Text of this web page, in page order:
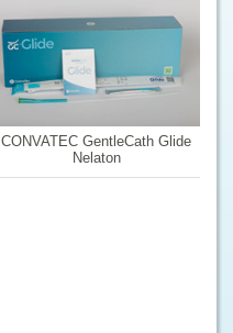
CONVATEC GentleCath Glide
Nelaton